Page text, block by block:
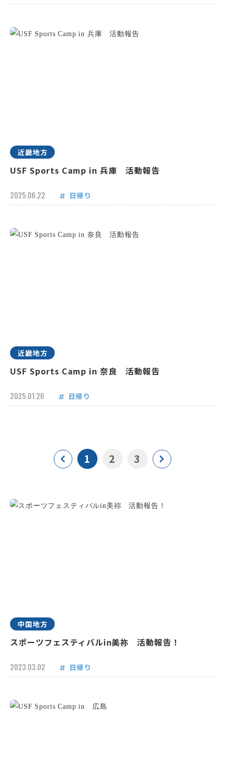
近畿地方
USF Sports Camp in 兵庫 活動報告
2025.06.22 日帰り
近畿地方
USF Sports Camp in 奈良 活動報告
2025.01.26 日帰り
1 2 3
中国地方
スポーツフェスティバルin美祢 活動報告！
2023.03.02 日帰り